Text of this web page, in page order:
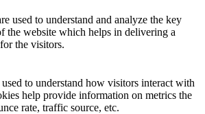
used to understand and analyze the key
the website which helps in delivering a
the visitors.
to understand how visitors interact with
help provide information on metrics the
rate, traffic source, etc.